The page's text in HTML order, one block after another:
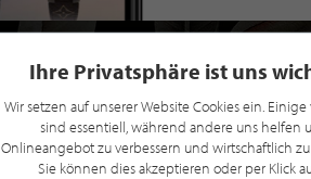
Ihre Privatsphäre ist uns
Wir setzen auf unserer Website Cookies ein.
sind essentiell, während andere uns helfen
Onlineangebot zu verbessern und wirtschaftlich
Sie können dies akzeptieren oder per Klick